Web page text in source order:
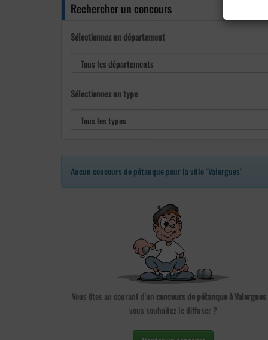
Rechercher un concours
Sélectionnez un département
Sélectionnez un type
Aucun concours de pétanque pour la ville "Valergues"
Vous êtes au courant d'un concours de pétanque à Valergues
vous souhaitez le diffuser ?